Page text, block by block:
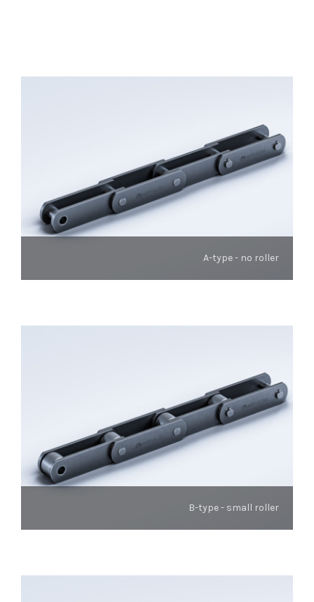
A-type - no roller
B-type - small roller